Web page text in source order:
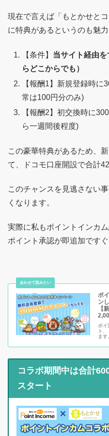
現在で言えば「もとかせと
に特典があるというのも魅力
【条件】 当サイト経由
らどこからでも）
【報酬1】新規登録時に
常は100円分のみ)
【報酬2】初交換時に
ら一週間後程度)
この豪華特典があるため、
て、ドコモ口座開設で合計
このチャンスを見逃さない
くなります。
実際に私もポイントインカ
ポイント承認が即追加ですぐ
ポ
ン
【
ポイ
ト
ます
「
ント
コラボ期間中は合計
スタート